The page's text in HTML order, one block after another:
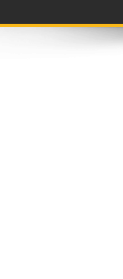
l’intelligence artificielle